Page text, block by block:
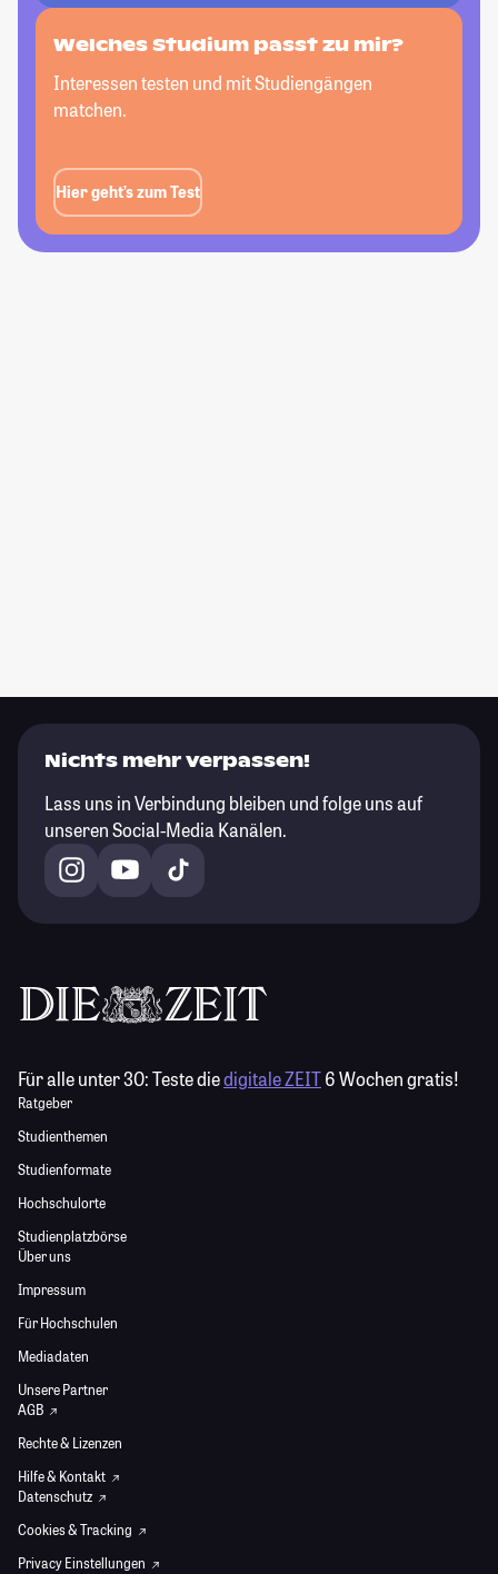
Welches Studium passt zu mir?
Interessen testen und mit Studiengängen
matchen.
Hier geht’s zum Test
Nichts mehr verpassen!
Lass uns in Verbindung bleiben und folge uns auf
unseren Social-Media Kanälen.
Für alle unter 30:Teste diedigitale ZEIT6 Wochen gratis!
Ratgeber
Studienthemen
Studienformate
Hochschulorte
Studienplatzbörse
Über uns
Impressum
Für Hochschulen
Mediadaten
Unsere Partner
AGB
Rechte & Lizenzen
Hilfe & Kontakt
Datenschutz
Cookies & Tracking
Privacy Einstellungen